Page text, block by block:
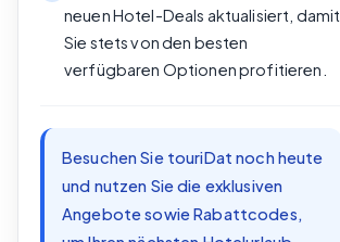
neuen Hotel-Deals aktualisiert, damit
Sie stets von den besten
verfügbaren Optionen profitieren.
Besuchen Sie touriDat noch heute
und nutzen Sie die exklusiven
Angebote sowie Rabattcodes,